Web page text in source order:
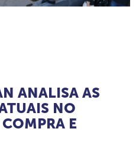
ANALISA AS
NO
E